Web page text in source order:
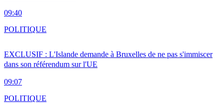
09:40
EXCLUSIF : L'Islande demande à Bruxelles de ne pas s'immiscer
dans son référendum sur l'UE
09:07
POLITIQUE
POLITIQUE